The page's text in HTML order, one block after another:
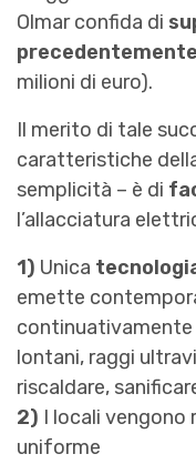
Olmar confida di
milioni di euro).
Il merito di tale
caratteristiche
semplicità – è di
l’allacciatura
1) Unica
emette
continuativamente
lontani, raggi
riscaldare,
2) I locali vengono
uniforme